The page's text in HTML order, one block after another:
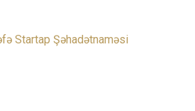
Startap Şəhadətnaməsi